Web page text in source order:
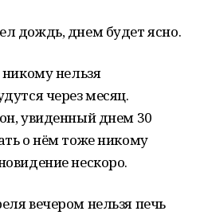
дождь, днем будет ясно.
нельзя
через месяц.
увиденный днем 30
о нём тоже никому
нескоро.
вечером нельзя печь